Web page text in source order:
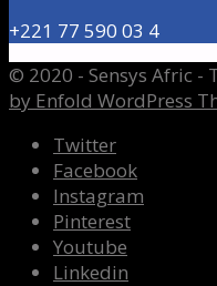
+221 77 590 03 4
© 2020 - Sensys Afric -
by Enfold WordPress
Twitter
Facebook
Instagram
Pinterest
Youtube
Linkedin